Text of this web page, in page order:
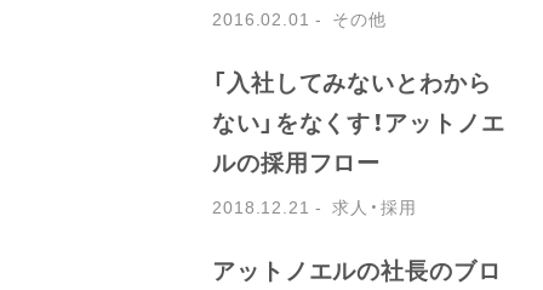
2016.02.01 その他
「入社してみないとわから
ない」をなくす！アットノエ
ルの採用フロー
2018.12.21 求人・採用
アットノエルの社長のブロ